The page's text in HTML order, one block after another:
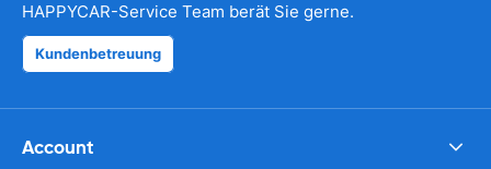
HAPPYCAR-Service Team berät Sie gerne.
Kundenbetreuung
Account